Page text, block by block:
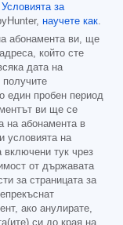
Условията за
научете как.
абонамента ви, ще
който сте
дата на
един пробен период
ви ще се
на абонамента в
условията на
включени тук чрез
от държавата
за страницата за
ако анулирате,
си до края на